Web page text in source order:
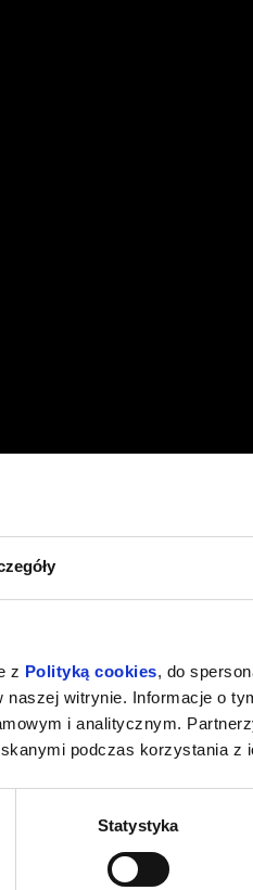
z Polityką cookies, do
naszej witrynie. Informacje o
i analitycznym.
podczas korzystania z
Statystyka